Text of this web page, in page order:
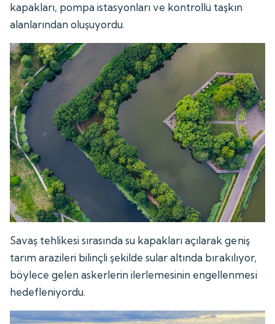
kapakları, pompa istasyonları ve kontrollü taşkın
alanlarından oluşuyordu.
Savaş tehlikesi sırasında su kapakları açılarak geniş
tarım arazileri bilinçli şekilde sular altında bırakılıyor,
böylece gelen askerlerin ilerlemesinin engellenmesi
hedefleniyordu.